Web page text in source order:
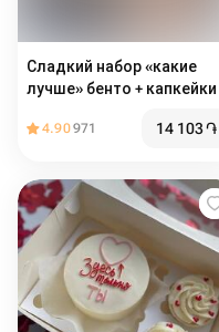
Сладкий набор «какие
лучше» бенто + капкейки
4.90971 14 103֏